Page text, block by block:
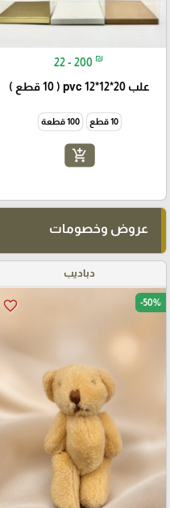
22 - 200 ₪
علب pvc 12*12*20 ( 10 قطع )
10 قطع 100 قطعة
add_shopping_cart
عروض وخصومات
دباديب
favorite_border -50%